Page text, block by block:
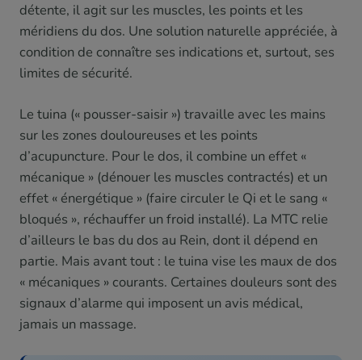
détente, il agit sur les muscles, les points et les
méridiens du dos. Une solution naturelle appréciée, à
condition de connaître ses indications et, surtout, ses
limites de sécurité.
Le tuina (« pousser-saisir ») travaille avec les mains
sur les zones douloureuses et les points
d’acupuncture. Pour le dos, il combine un effet «
mécanique » (dénouer les muscles contractés) et un
effet « énergétique » (faire circuler le Qi et le sang «
bloqués », réchauffer un froid installé). La MTC relie
d’ailleurs le bas du dos au Rein, dont il dépend en
partie. Mais avant tout : le tuina vise les maux de dos
« mécaniques » courants. Certaines douleurs sont des
signaux d’alarme qui imposent un avis médical,
jamais un massage.